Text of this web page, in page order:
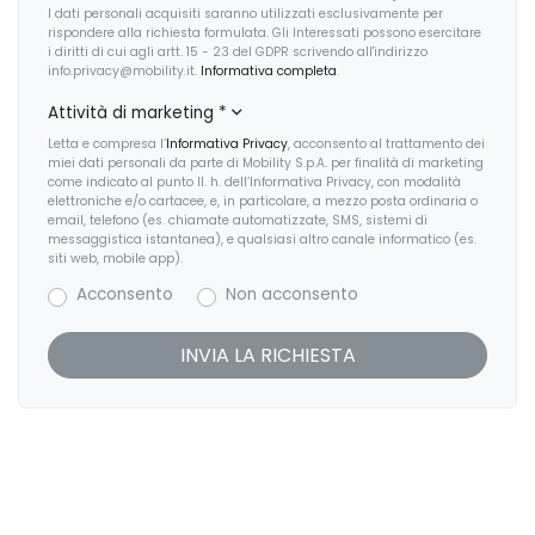
Riconoscimento segnali stradali
Sedile riscaldato lato guidatore
Sedili anteriori regolabili
Selettore stile di guida
Serbatoio AdBlue
Sistema di assistenza al mantenimento della corsia
Sistema di chiamata d'emergenza
Sistema di guida assistita
Kit emergenza
Kit riparazione pneumatici / tirefit
Lavafari
Limitatore di velocità
Maniglie esterne in tinta
Pacchetto
Parabrezza termico
Personalizzazione colori esterni
Personalizzazioni linea e stile
I dati personali acquisiti saranno utilizzati esclusivamente per
rispondere alla richiesta formulata. Gli Interessati possono esercitare
i diritti di cui agli artt. 15 - 23 del GDPR scrivendo all'indirizzo
info.privacy@mobility.it. Informativa completa.
Attività di marketing *
Letta e compresa l’Informativa Privacy, acconsento al trattamento dei
miei dati personali da parte di Mobility S.p.A. per finalità di marketing
come indicato al punto II. h. dell’Informativa Privacy, con modalità
elettroniche e/o cartacee, e, in particolare, a mezzo posta ordinaria o
email, telefono (es. chiamate automatizzate, SMS, sistemi di
messaggistica istantanea), e qualsiasi altro canale informatico (es.
siti web, mobile app).
Acconsento Non acconsento